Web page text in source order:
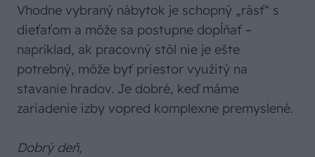
Vhodne vybraný nábytok je schopný „rásť“ s
dieťaťom a môže sa postupne dopĺňať –
napríklad, ak pracovný stôl nie je ešte
potrebný, môže byť priestor využitý na
stavanie hradov. Je dobré, keď máme
zariadenie izby vopred komplexne premyslené.
Dobrý deň,